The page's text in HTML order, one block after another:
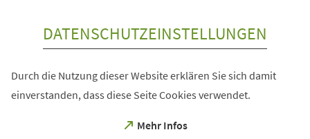
DATENSCHUTZEINSTELLUNGEN
Durch die Nutzung dieser Website erklären Sie sich damit
einverstanden, dass diese Seite Cookies verwendet.
Mehr Infos
(Öffnet